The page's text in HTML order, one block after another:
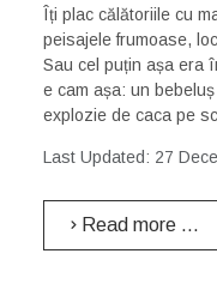
Îți plac călătoriile cu
peisajele frumoase,
Sau cel puțin așa era
e cam așa: un
explozie de caca pe
Last Updated: 27
Read more …